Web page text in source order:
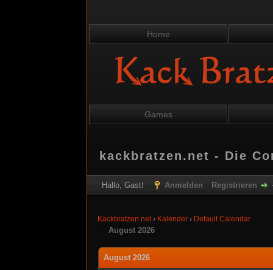
Home
Games
kackbratzen.net - Die
Hallo, Gast! Anmelden Registrieren
Kackbratzen.net› Kalender › Default Calendar
August 2026
August 2026